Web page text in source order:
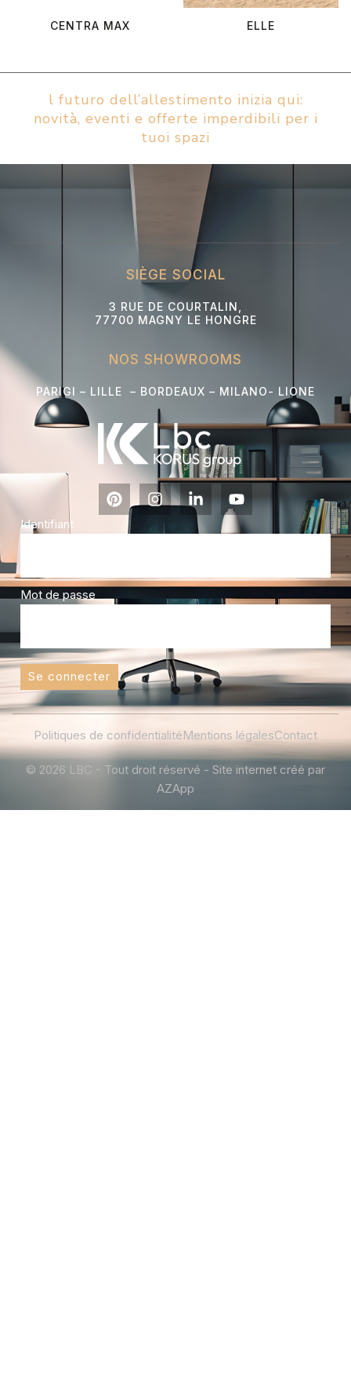
CENTRA MAX ELLE
l futuro dell’allestimento inizia qui:
novità, eventi e offerte imperdibili per i
tuoi spazi
SIÈGE SOCIAL
3 RUE DE COURTALIN,
77700 MAGNY LE HONGRE
NOS SHOWROOMS
PARIGI – LILLE – BORDEAUX – MILANO- LIONE
Identifiant
Mot de passe
Se connecter
Politiques de confidentialitéMentions légalesContact
© 2026 LBC - Tout droit réservé - Site internet créé par
AZApp